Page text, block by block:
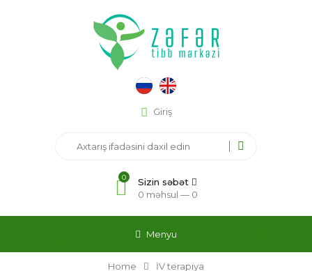
Giriş
0
Sizin səbət
0 məhsul — 0
Menyu
Home İV terapiya